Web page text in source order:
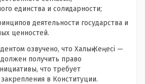
единства и солидарности;
деятельности государства и
ценностей.
озвучено, что Халық Кеңесі —
получить право
что требует
в Конституции.